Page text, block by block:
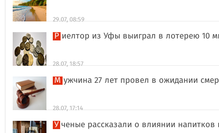
29.07, 08:59
Риелтор из Уфы выиграл в лотерею 10
28.07, 18:57
Мужчина 27 лет провел в ожидании
28.07, 17:14
Ученые рассказали о влиянии